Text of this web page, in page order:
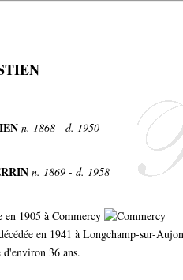
n. 1868 - d. 1950
n. 1869 - d. 1958
en 1905 à Commercy
en 1941 à Longchamp-sur-
d'environ 36 ans.